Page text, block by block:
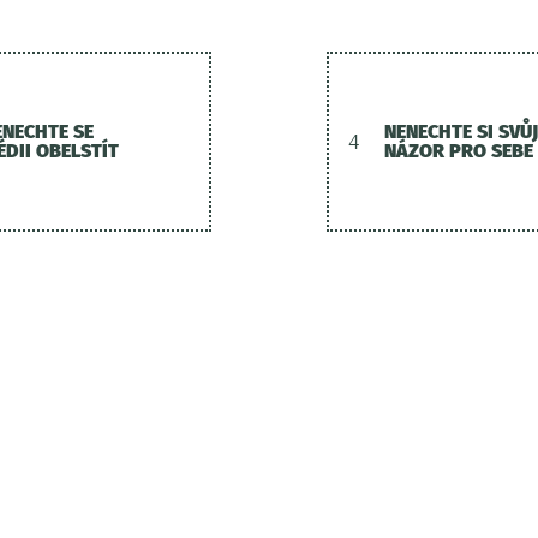
SE
OBELSTÍT
4
NENECHTE SI SVŮJ
NÁZOR PRO SEBE